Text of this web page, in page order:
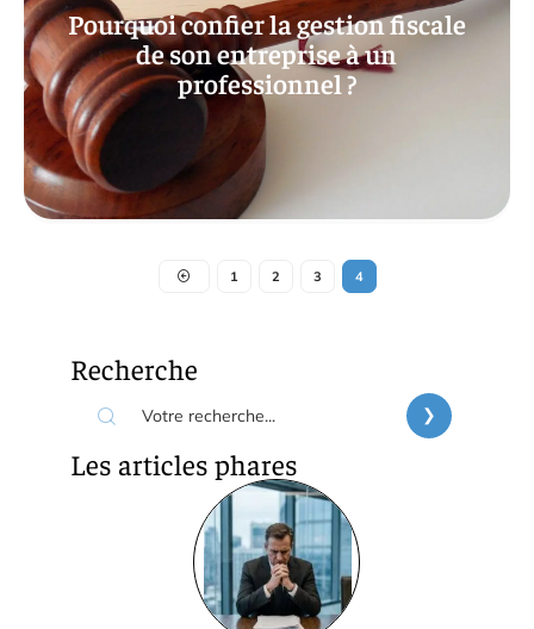
Pourquoi confier la gestion fiscale
de son entreprise à un
professionnel ?
1 2 3 4
Recherche
Les articles phares